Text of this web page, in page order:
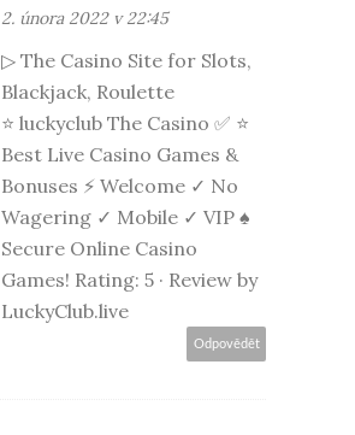
2. února 2022 v 22:45
▷ The Casino Site for Slots,
Blackjack, Roulette
⭐ luckyclub The Casino ✅ ⭐
Best Live Casino Games &
Bonuses ⚡ Welcome ✓ No
Wagering ✓ Mobile ✓ VIP ♠
Secure Online Casino
Games! Rating: 5 · ‎Review by
LuckyClub.live
Odpovědět